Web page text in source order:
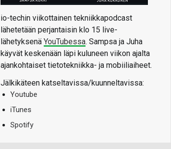
io-techin viikottainen tekniikkapodcast
lähetetään perjantaisin klo 15 live-
lähetyksenä YouTubessa. Sampsa ja Juha
käyvät keskenään läpi kuluneen viikon ajalta
ajankohtaiset tietotekniikka- ja mobiiliaiheet.
Jälkikäteen katseltavissa/kuunneltavissa:
Youtube
iTunes
Spotify